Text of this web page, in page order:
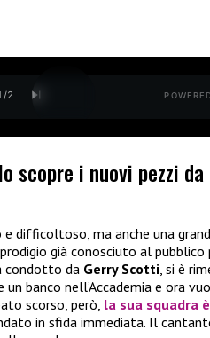
/2
scopre i nuovi pezzi
e difficoltoso, ma anche una
già conosciuto al pubblico
condotto da Gerry Scotti, si è
banco nell’Accademia e ora
scorso, però, la sua squadra
in sfida immediata. Il